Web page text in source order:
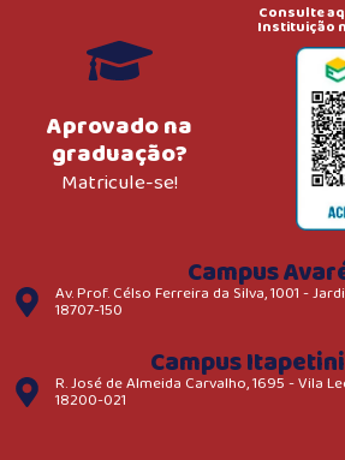
Aprovado na
graduação?
Matricule-se!
Consulte
Instituição
Campus
Av. Prof. Célso Ferreira da Silva, 1001 -
18707-150
Campus
R. José de Almeida Carvalho, 1695 - Vila
18200-021